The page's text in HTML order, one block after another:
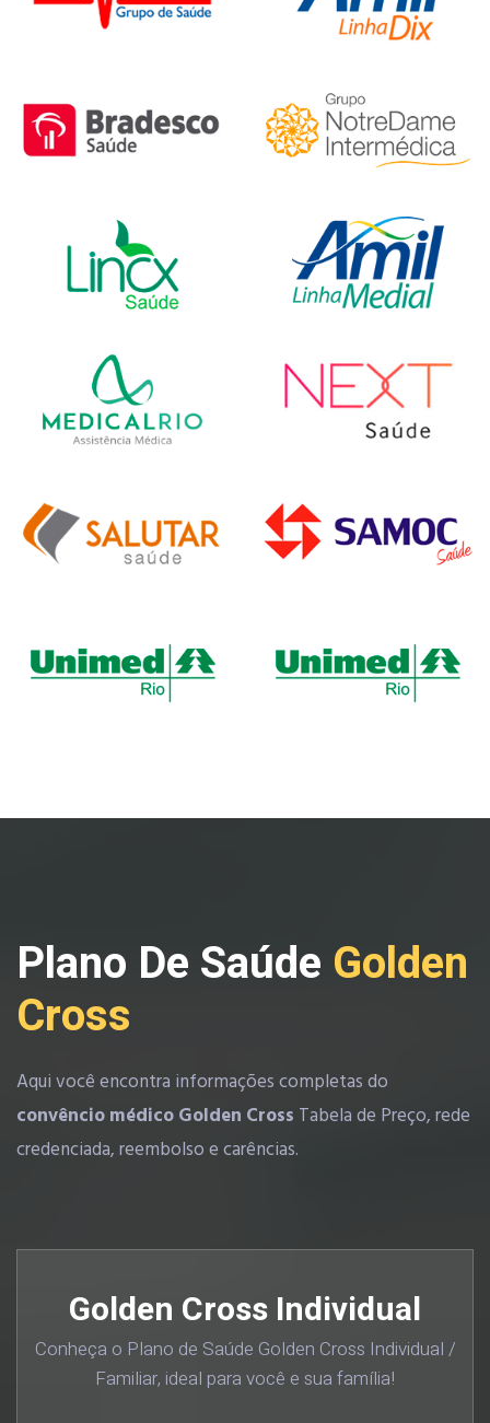
Plano De Saúde Golden
Cross
Aqui você encontra informações completas do
convêncio médico Golden Cross Tabela de Preço, rede
credenciada, reembolso e carências.
Golden Cross Individual
Conheça o Plano de Saúde Golden Cross Individual /
Familiar, ideal para você e sua família!